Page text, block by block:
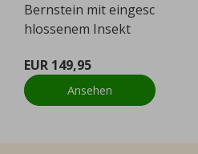
Bernstein mit eingesc
hlossenem Insekt
EUR 149,95
Ansehen